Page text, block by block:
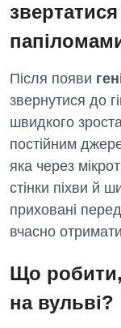
Після появи
звернутися до
швидкого
постійним
яка через
стінки піхви й
приховані
вчасно
Що
на вульві?